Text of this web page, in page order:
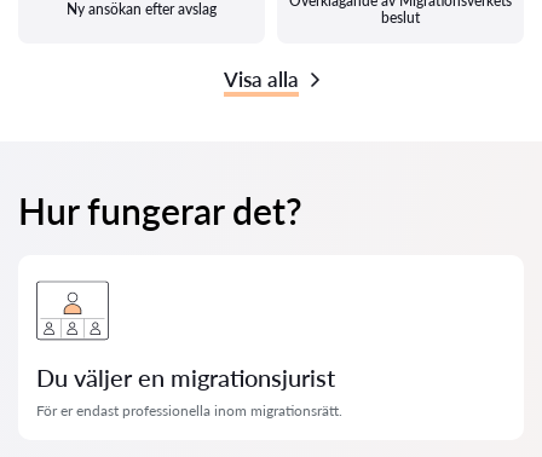
Ny ansökan efter avslag
beslut
Visa alla
Hur fungerar det?
Du väljer en migrationsjurist
För er endast professionella inom migrationsrätt.